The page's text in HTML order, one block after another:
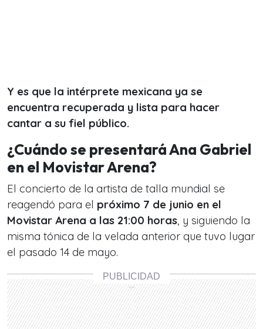
Y es que la intérprete mexicana ya se
encuentra recuperada y lista para hacer
cantar a su fiel público.
¿Cuándo se presentará Ana Gabriel
en el Movistar Arena?
El concierto de la artista de talla mundial se
reagendó para el próximo 7 de junio en el
Movistar Arena a las 21:00 horas, y siguiendo la
misma tónica de la velada anterior que tuvo lugar
el pasado 14 de mayo.